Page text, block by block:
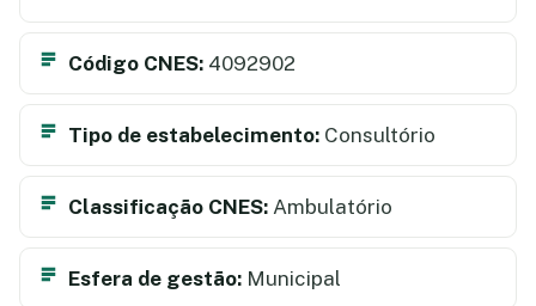
Código CNES: 4092902
Tipo de estabelecimento: Consultório
Classificação CNES: Ambulatório
Esfera de gestão: Municipal